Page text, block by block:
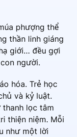
phượng thể
thần linh giáng
giới… đều gợi
người.
hóa. Trẻ học
và kỷ luật.
thanh lọc tâm
thiện niệm. Mỗi
như một lời